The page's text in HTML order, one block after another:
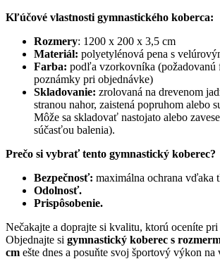
Kľúčové vlastnosti gymnastického koberca:
Rozmery: 1200 x 200 x 3,5 cm
Materiál: polyetylénová pena s
Farba: podľa vzorkovníka (požadovanú
poznámky pri objednávke)
Skladovanie: zrolovaná na drevenom
stranou nahor, zaistená popruhom alebo
Môže sa skladovať nastojato alebo
súčasťou balenia).
Prečo si vybrať tento gymnastický koberec?
Bezpečnosť: maximálna ochrana vďaka
Odolnosť.
Prispôsobenie.
Nečakajte a doprajte si kvalitu, ktorú oceníte
Objednajte si gymnastický koberec s
cm ešte dnes a posuňte svoj športový výkon na